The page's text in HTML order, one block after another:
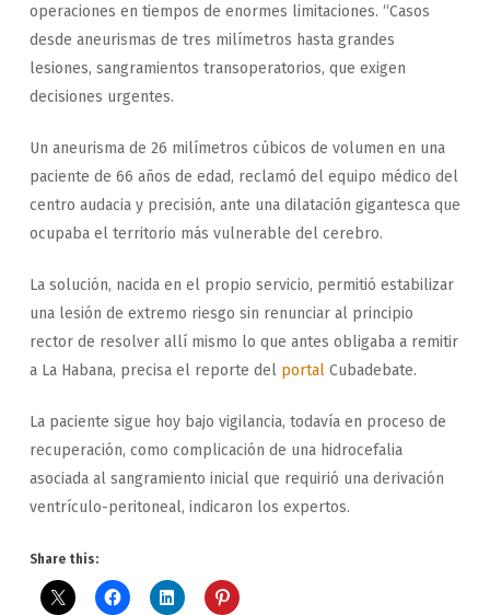
operaciones en tiempos de enormes limitaciones. “Casos
desde aneurismas de tres milímetros hasta grandes
lesiones, sangramientos transoperatorios, que exigen
decisiones urgentes.
Un aneurisma de 26 milímetros cúbicos de volumen en una
paciente de 66 años de edad, reclamó del equipo médico del
centro audacia y precisión, ante una dilatación gigantesca que
ocupaba el territorio más vulnerable del cerebro.
La solución, nacida en el propio servicio, permitió estabilizar
una lesión de extremo riesgo sin renunciar al principio
rector de resolver allí mismo lo que antes obligaba a remitir
a La Habana, precisa el reporte del portalCubadebate.
La paciente sigue hoy bajo vigilancia, todavía en proceso de
recuperación, como complicación de una hidrocefalia
asociada al sangramiento inicial que requirió una derivación
ventrículo-peritoneal, indicaron los expertos.
Share this: